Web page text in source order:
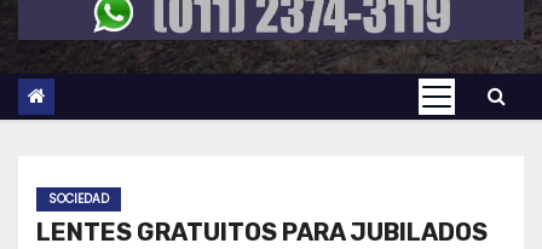
SOCIEDAD
LENTES GRATUITOS PARA JUBILADOS